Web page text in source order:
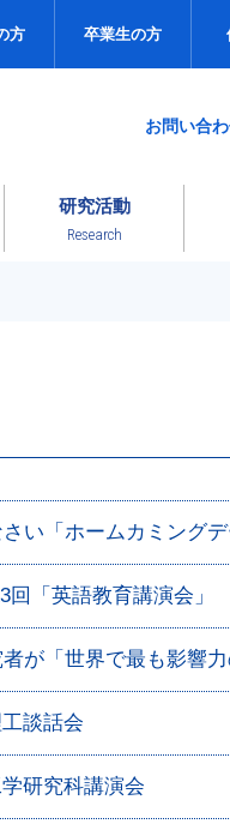
方 卒業生の方
お問い合
研究活動
Research
い「ホームカミング
「英語教育講演会」
が「世界で最も影響
談話会
研究科講演会